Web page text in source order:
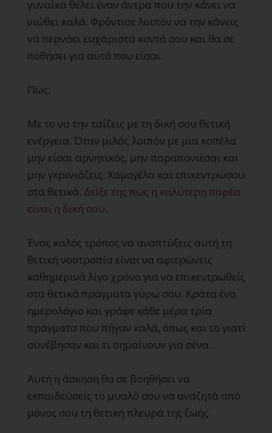
γυναίκα θέλει έναν άντρα που την κάνει να
νιώθει καλά. Φρόντισε λοιπόν να την κάνεις
να περνάει ευχάριστα κοντά σου και θα σε
ποθήσει για αυτό που είσαι.
Πως;
Με το να την ταΐζεις με τη δική σου θετική
ενέργεια. Όταν μιλάς λοιπόν με μια κοπέλα
μην είσαι αρνητικός, μην παραπονιέσαι και
μην γκρινιάζεις. Χαμογέλα και επικεντρώσου
στα θετικά. Δείξε της πως η καλύτερη παρέα
είναι η δική σου.
Ένας καλός τρόπος να αναπτύξεις αυτή τη
θετική νοοτροπία είναι να αφιερώνεις
καθημερινά λίγο χρόνο για να επικεντρωθείς
στα θετικά πράγματα γύρω σου. Κράτα ένα
ημερολόγιο και γράφε κάθε μέρα τρία
πράγματα που πήγαν καλά, όπως και το γιατί
συνέβησαν και τι σημαίνουν για σένα.
Αυτή η άσκηση θα σε βοηθήσει να
εκπαιδεύσεις το μυαλό σου να αναζητά από
μόνος σου τη θετική πλευρά της ζωής.